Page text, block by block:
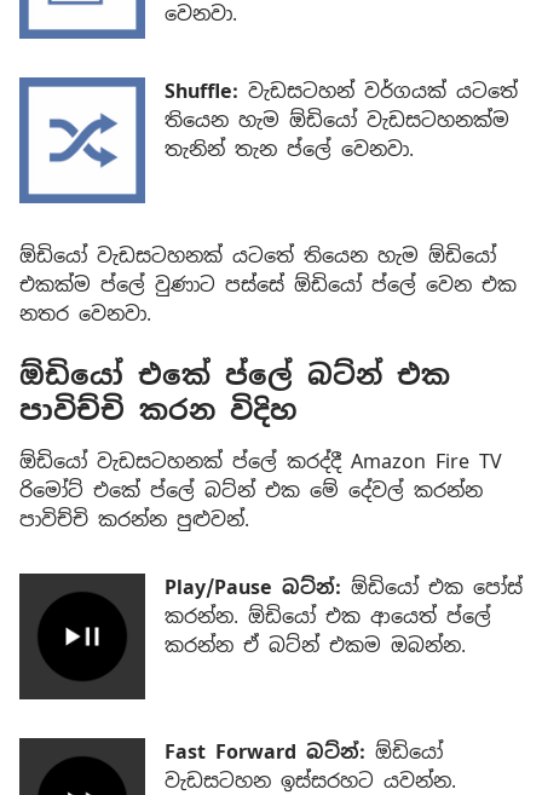
වෙනවා.
Shuffle: වැඩසටහන් වර්ගයක් යටතේ
තියෙන හැම ඕඩියෝ වැඩසටහනක්ම
තැනින් තැන ප්ලේ වෙනවා.
ඕඩියෝ වැඩසටහනක් යටතේ තියෙන හැම ඕඩියෝ
එකක්ම ප්ලේ වුණාට පස්සේ ඕඩියෝ ප්ලේ වෙන එක
නතර වෙනවා.
ඕඩියෝ එකේ ප්ලේ බට්න් එක
පාවිච්චි කරන විදිහ
ඕඩියෝ වැඩසටහනක් ප්ලේ කරද්දී Amazon Fire TV
රිමෝට් එකේ ප්ලේ බට්න් එක මේ දේවල් කරන්න
පාවිච්චි කරන්න පුළුවන්.
Play/Pause බට්න්: ඕඩියෝ එක පෝස්
කරන්න. ඕඩියෝ එක ආයෙත් ප්ලේ
කරන්න ඒ බට්න් එකම ඔබන්න.
Fast Forward බට්න්: ඕඩියෝ
වැඩසටහන ඉස්සරහට යවන්න.